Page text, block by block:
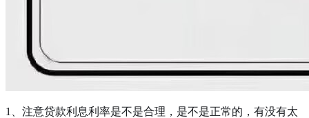
1、注意贷款利息利率是不是合理，是不是正常的，有没有太